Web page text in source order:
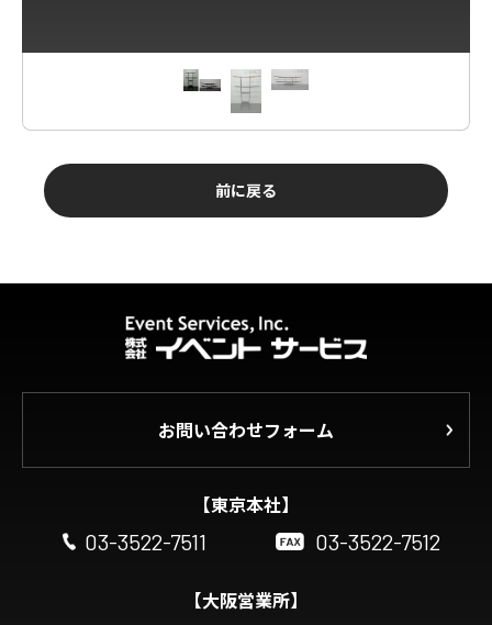
前に戻る
お問い合わせフォーム
【東京本社】
03-3522-7511
03-3522-7512
【大阪営業所】